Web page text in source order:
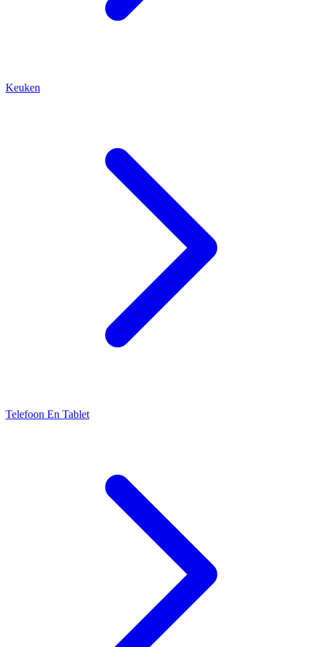
Keuken
Telefoon En Tablet